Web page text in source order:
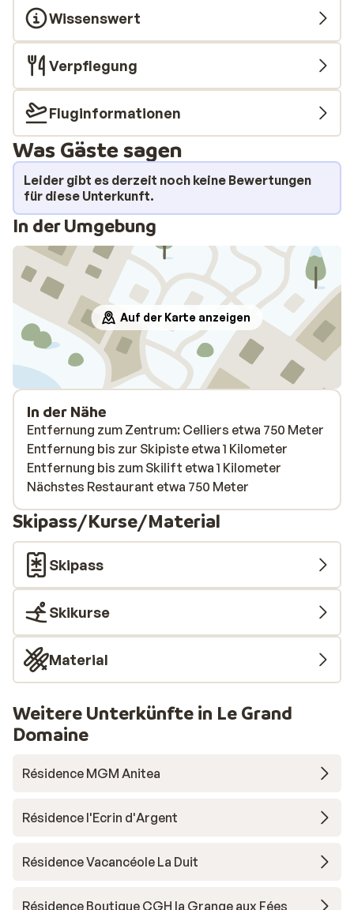
Wissenswert
Verpflegung
Fluginformationen
Was Gäste sagen
Leider gibt es derzeit noch keine Bewertungen
für diese Unterkunft.
In der Umgebung
Auf der Karte anzeigen
In der Nähe
Entfernung zum Zentrum: Celliers etwa 750 Meter
Entfernung bis zur Skipiste etwa 1 Kilometer
Entfernung bis zum Skilift etwa 1 Kilometer
Nächstes Restaurant etwa 750 Meter
Skipass/Kurse/Material
Skipass
Skikurse
Material
Weitere Unterkünfte in Le Grand
Domaine
Résidence MGM Anitea
Résidence l'Ecrin d'Argent
Résidence Vacancéole La Duit
Résidence Boutique CGH la Grange aux Fées